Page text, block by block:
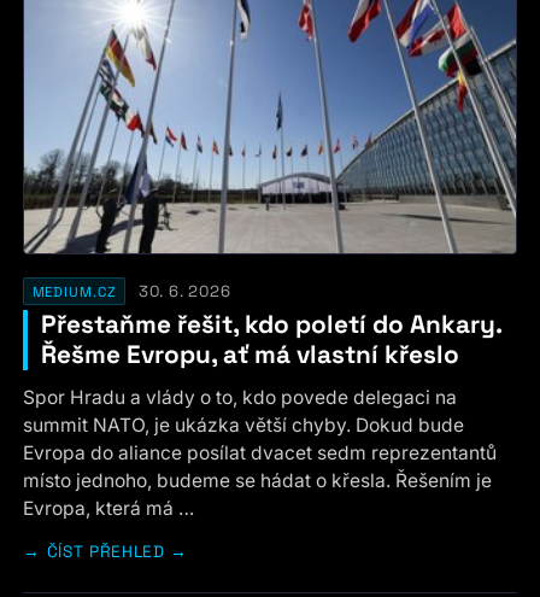
MEDIUM.CZ 30. 6. 2026
Přestaňme řešit, kdo poletí do Ankary.
Řešme Evropu, ať má vlastní křeslo
Spor Hradu a vlády o to, kdo povede delegaci na
summit NATO, je ukázka větší chyby. Dokud bude
Evropa do aliance posílat dvacet sedm reprezentantů
místo jednoho, budeme se hádat o křesla. Řešením je
Evropa, která má …
ČÍST PŘEHLED →